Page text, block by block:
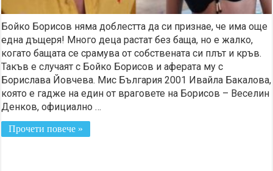
Бойко Борисов няма доблестта да си признае, че има още
една дъщеря! Много деца растат без баща, но е жалко,
когато бащата се срамува от собствената си плът и кръв.
Такъв е случаят с Бойко Борисов и аферата му с
Борислава Йовчева. Мис България 2001 Ивайла Бакалова,
която е гадже на един от враговете на Борисов – Веселин
Денков, официално …
Прочети повече »